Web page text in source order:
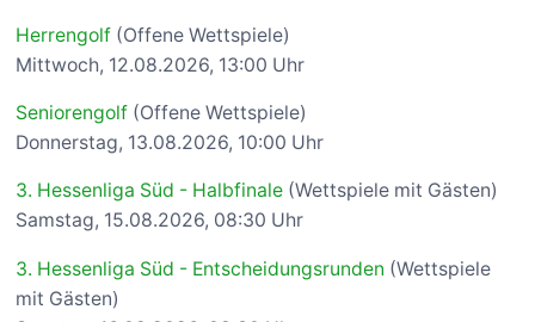
Herrengolf (Offene Wettspiele)
Mittwoch, 12.08.2026, 13:00 Uhr
Seniorengolf (Offene Wettspiele)
Donnerstag, 13.08.2026, 10:00 Uhr
3. Hessenliga Süd - Halbfinale (Wettspiele mit Gästen)
Samstag, 15.08.2026, 08:30 Uhr
3. Hessenliga Süd - Entscheidungsrunden (Wettspiele
mit Gästen)